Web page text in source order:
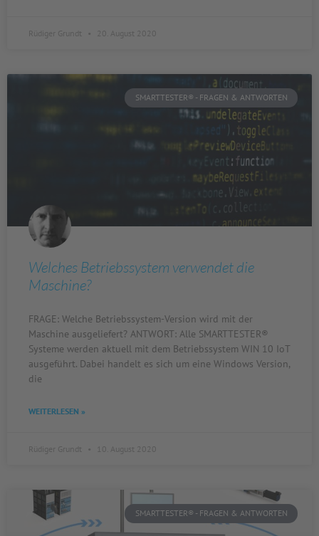
Rüdiger Grundt 20. August 2020
SMARTTESTER® - FRAGEN & ANTWORTEN
Welches Betriebssystem verwendet die
Maschine?
FRAGE: Welche Betriebssystem-Version wird mit der
Maschine ausgeliefert? ANTWORT: Alle SMARTTESTER®
Systeme werden aktuell mit dem Betriebssystem WIN 10 IoT
ausgeführt. Dabei handelt es sich um eine Windows Version,
die
WEITERLESEN »
Rüdiger Grundt 10. August 2020
SMARTTESTER® - FRAGEN & ANTWORTEN